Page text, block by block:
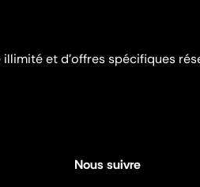
et d’offres spécifiques
Nous suivre